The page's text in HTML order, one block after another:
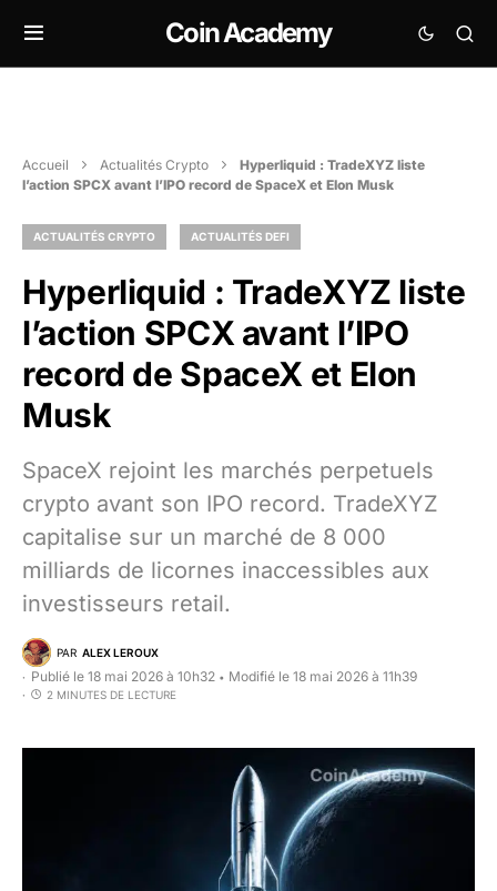
Coin Academy
Accueil Actualités Crypto
Hyperliquid : TradeXYZ liste
l’action SPCX avant l’IPO record de SpaceX et Elon Musk
ACTUALITÉS CRYPTO ACTUALITÉS DEFI
Hyperliquid : TradeXYZ liste
l’action SPCX avant l’IPO
record de SpaceX et Elon
Musk
SpaceX rejoint les marchés perpetuels
crypto avant son IPO record. TradeXYZ
capitalise sur un marché de 8 000
milliards de licornes inaccessibles aux
investisseurs retail.
PAR ALEX LEROUX
Publié le 18 mai 2026 à 10h32 • Modifié le 18 mai 2026 à 11h39
2 MINUTES DE LECTURE